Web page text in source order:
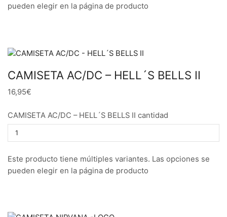
pueden elegir en la página de producto
CAMISETA AC/DC – HELL´S BELLS II
16,95€
CAMISETA AC/DC – HELL´S BELLS II cantidad
Este producto tiene múltiples variantes. Las opciones se
pueden elegir en la página de producto